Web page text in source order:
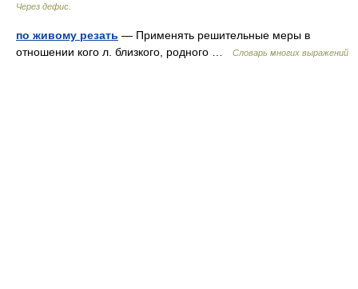
Через дефис.
по живому резать — Применять решительные меры в
отношении кого л. близкого, родного …
Словарь многих выражений